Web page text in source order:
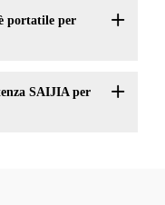
portatile per
SAIJIA per